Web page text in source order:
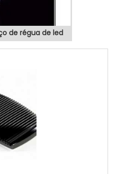
de régua de led